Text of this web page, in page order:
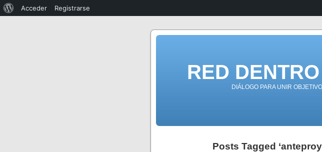
RED
DIÁLOGO PARA UNIR
Posts Tagged
Acceder Registrarse